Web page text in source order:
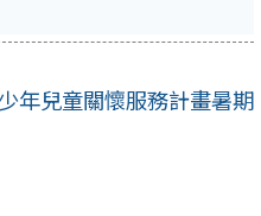
年兒童關懷服務計畫暑期